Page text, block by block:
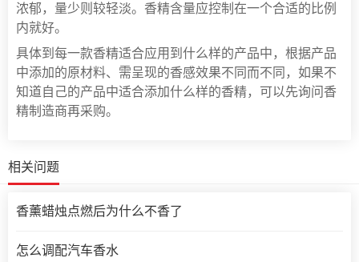
浓郁，量少则较轻淡。香精含量应控制在一个合适的比例
内就好。
具体到每一款香精适合应用到什么样的产品中，根据产品
中添加的原材料、需呈现的香感效果不同而不同，如果不
知道自己的产品中适合添加什么样的香精，可以先询问香
精制造商再采购。
相关问题
香薰蜡烛点燃后为什么不香了
怎么调配汽车香水